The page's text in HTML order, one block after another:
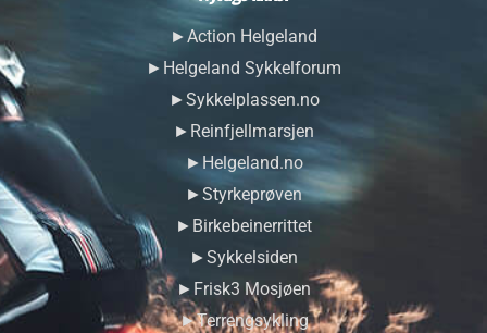
►Action Helgeland
►Helgeland Sykkelforum
►Sykkelplassen.no
►Reinfjellmarsjen
►Helgeland.no
►Styrkeprøven
►Birkebeinerrittet
►Sykkelsiden
►Frisk3 Mosjøen
►Terrengsykling